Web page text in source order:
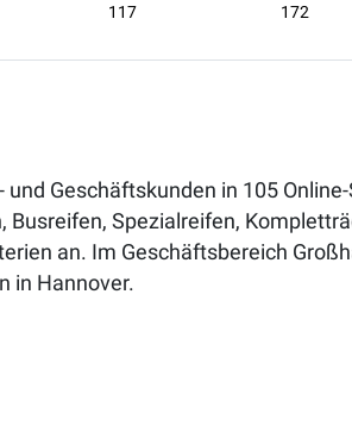
117 172
Geschäftskunden in 105
Spezialreifen,
an. Im Geschäftsbereich
in Hannover.